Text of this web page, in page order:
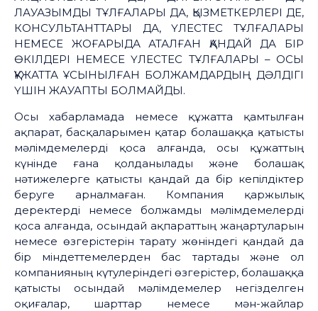
ЛАУАЗЫМДЫ ТҰЛҒАЛАРЫ ДА, ҚЫЗМЕТКЕРЛЕРІ ДЕ,
КОНСУЛЬТАНТТАРЫ ДА, ҮЛЕСТЕС ТҰЛҒАЛАРЫ
НЕМЕСЕ ЖОҒАРЫДА АТАЛҒАН ҚАНДАЙ ДА БІР
ӨКІЛДЕРІ НЕМЕСЕ ҮЛЕСТЕС ТҰЛҒАЛАРЫ – ОСЫ
ҚҰЖАТТА ҰСЫНЫЛҒАН БОЛЖАМДАРДЫҢ ДӘЛДІГІ
ҮШІН ЖАУАПТЫ БОЛМАЙДЫ.
Осы хабарламада немесе құжатта қамтылған
ақпарат, басқаларымен қатар болашаққа қатысты
мәлімдемелерді қоса алғанда, осы құжаттың
күнінде ғана қолданылады және болашақ
нәтижелерге қатысты қандай да бір кепілдіктер
беруге арналмаған. Компания қаржылық
деректерді немесе болжамды мәлімдемелерді
қоса алғанда, осындай ақпараттың жаңартуларын
немесе өзгерістерін тарату жөніндегі қандай да
бір міндеттемелерден бас тартады және ол
компанияның күтулеріндегі өзгерістер, болашаққа
қатысты осындай мәлімдемелер негізделген
оқиғалар, шарттар немесе мән-жайлар